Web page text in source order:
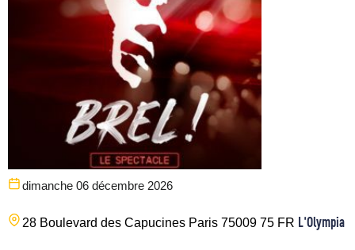
dimanche 06 décembre 2026
28 Boulevard des Capucines Paris 75009 75 FR L'Olympia